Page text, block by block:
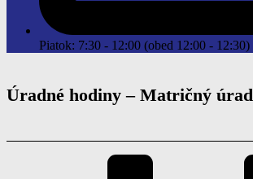
Piatok: 7:30 - 12:00 (obed 12:00 - 12:30)
Úradné hodiny – Matričný úrad